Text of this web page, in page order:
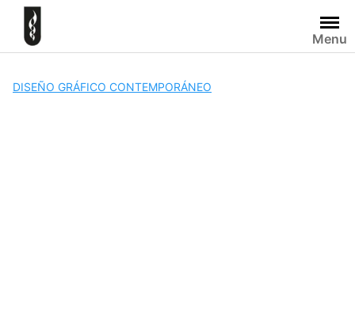
Skip
content
Menu
DISEÑO GRÁFICO CONTEMPORÁNEO